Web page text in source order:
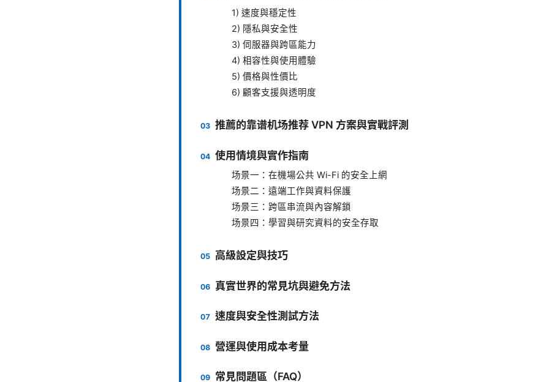
1) 速度與穩定性
2) 隱私與安全性
3) 伺服器與跨區能力
4) 相容性與使用體驗
5) 價格與性價比
6) 顧客支援與透明度
推薦的靠谱机场推荐 VPN 方案與實戰評測
使用情境與實作指南
场景一：在機場公共 Wi-Fi 的安全上網
场景二：遠端工作與資料保護
场景三：跨區串流與內容解鎖
场景四：學習與研究資料的安全存取
高級設定與技巧
真實世界的常見坑與避免方法
速度與安全性測試方法
營運與使用成本考量
常見問題區（FAQ）